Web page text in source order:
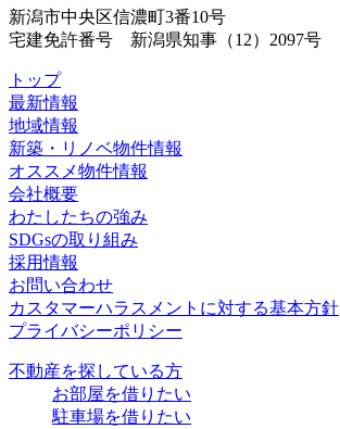
新潟市中央区信濃町3番10号
宅建免許番号 新潟県知事（12）2097号
トップ
最新情報
地域情報
新築・リノベ物件情報
オススメ物件情報
会社概要
わたしたちの強み
SDGsの取り組み
採用情報
お問い合わせ
カスタマーハラスメントに対する基本方針
プライバシーポリシー
不動産を探している方
お部屋を借りたい
駐車場を借りたい